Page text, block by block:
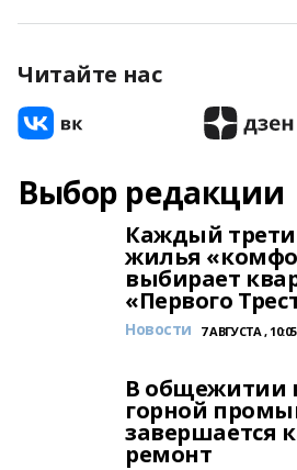
Читайте нас
Выбор редакции
Каждый
жилья
выбирает
«Первого
Новости 7 АВГУСТА , 10:05
В общежитии
горной
завершается
ремонт